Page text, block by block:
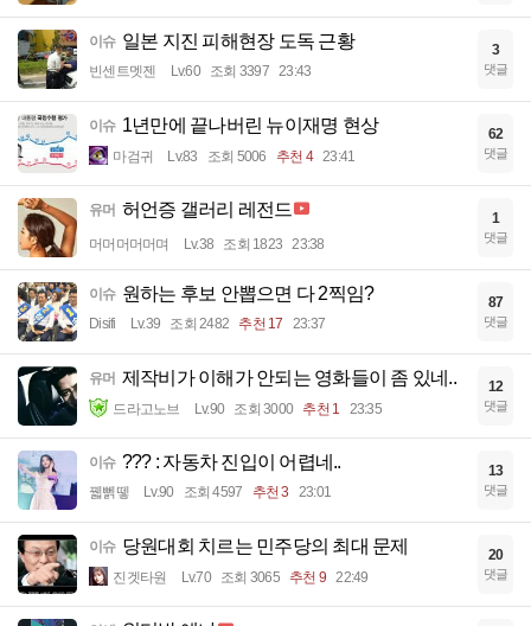
이슈 일본 지진 피해현장 도독 근황
빈센트멧젠 Lv.60 조회 3397 23:43
3
댓글
이슈 1년만에 끝나버린 뉴이재명 현상
마검귀 Lv.83 조회 5006 추천 4 23:41
62
댓글
유머 허언증 갤러리 레전드
머머머머머며 Lv.38 조회 1823 23:38
1
댓글
이슈 원하는 후보 안뽑으면 다 2찍임?
Disifi Lv.39 조회 2482 추천 17 23:37
87
댓글
유머 제작비가 이해가 안되는 영화들이 좀 있네..
드라고노브 Lv.90 조회 3000 추천 1 23:35
12
댓글
이슈 ??? : 자동차 진입이 어렵네..
꿻뻵뗗 Lv.90 조회 4597 추천 3 23:01
13
댓글
이슈 당원대회 치르는 민주당의 최대 문제
진겟타원 Lv.70 조회 3065 추천 9 22:49
20
댓글